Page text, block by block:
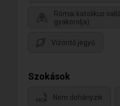
Római katolikus
gyakorolja)
Vízöntő jegyű
Szokások
Nem dohányzik